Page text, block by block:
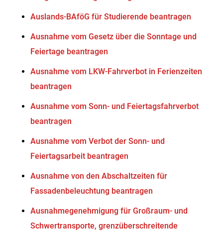
Auslands-BAföG für Studierende beantragen
Ausnahme vom Gesetz über die Sonntage und
Feiertage beantragen
Ausnahme vom LKW-Fahrverbot in Ferienzeiten
beantragen
Ausnahme vom Sonn- und Feiertagsfahrverbot
beantragen
Ausnahme vom Verbot der Sonn- und
Feiertagsarbeit beantragen
Ausnahme von den Abschaltzeiten für
Fassadenbeleuchtung beantragen
Ausnahmegenehmigung für Großraum- und
Schwertransporte, grenzüberschreitende